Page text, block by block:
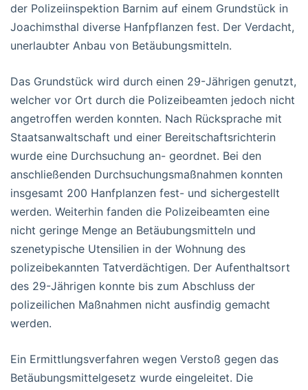
der Polizeiinspektion Barnim auf einem Grundstück in
Joachimsthal diverse Hanfpflanzen fest. Der Verdacht,
unerlaubter Anbau von Betäubungsmitteln.
Das Grundstück wird durch einen 29-Jährigen genutzt,
welcher vor Ort durch die Polizeibeamten jedoch nicht
angetroffen werden konnten. Nach Rücksprache mit
Staatsanwaltschaft und einer Bereitschaftsrichterin
wurde eine Durchsuchung an- geordnet. Bei den
anschließenden Durchsuchungsmaßnahmen konnten
insgesamt 200 Hanfplanzen fest- und sichergestellt
werden. Weiterhin fanden die Polizeibeamten eine
nicht geringe Menge an Betäubungsmitteln und
szenetypische Utensilien in der Wohnung des
polizeibekannten Tatverdächtigen. Der Aufenthaltsort
des 29-Jährigen konnte bis zum Abschluss der
polizeilichen Maßnahmen nicht ausfindig gemacht
werden.
Ein Ermittlungsverfahren wegen Verstoß gegen das
Betäubungsmittelgesetz wurde eingeleitet. Die